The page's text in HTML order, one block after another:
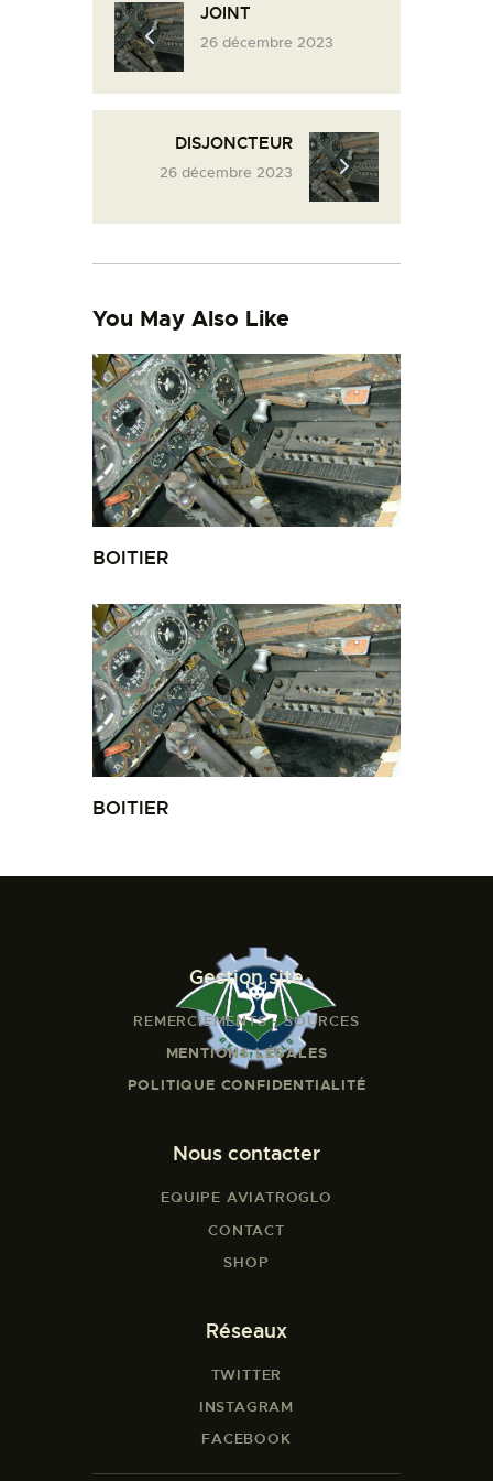
L’ATELIER DE L’AIR
LA SNCAC
PROJET ATELIER DE
LA PISTE D’ENVOL
JOINT
26 décembre 2023
DISJONCTEUR
26 décembre 2023
You May Also Like
BOITIER
BOITIER
Gestion site
REMERCIEMENTS - SOURCES
MENTIONS LÉGALES
POLITIQUE CONFIDENTIALITÉ
Nous contacter
EQUIPE AVIATROGLO
CONTACT
SHOP
Réseaux
TWITTER
INSTAGRAM
FACEBOOK